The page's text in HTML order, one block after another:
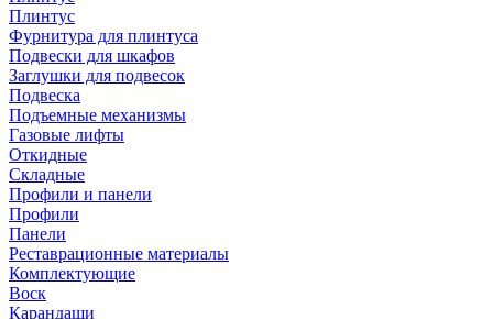
Плинтус
Фурнитура для плинтуса
Подвески для шкафов
Заглушки для подвесок
Подвеска
Подъемные механизмы
Газовые лифты
Откидные
Складные
Профили и панели
Профили
Панели
Реставрационные материалы
Комплектующие
Воск
Карандаши